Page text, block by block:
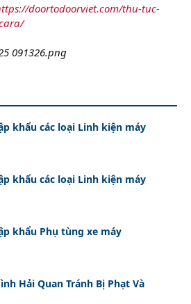
doortodoorviet.com/thu-tuc-
khẩu các loại Linh kiện máy
khẩu các loại Linh kiện máy
khẩu Phụ tùng xe máy
Hải Quan Tránh Bị Phạt Và